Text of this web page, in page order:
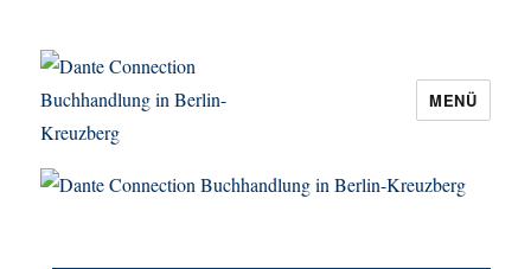
Dante Connection Buchhandlung in
MENÜ